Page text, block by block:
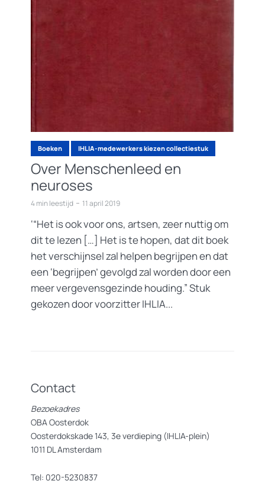
Boeken IHLIA-medewerkers kiezen collectiestuk
Over Menschenleed en
neuroses
4 min leestijd 11 april 2019
‘“Het is ook voor ons, artsen, zeer nuttig om
dit te lezen […] Het is te hopen, dat dit boek
het verschijnsel zal helpen begrijpen en dat
een ‘begrijpen’ gevolgd zal worden door een
meer vergevensgezinde houding.” Stuk
gekozen door voorzitter IHLIA...
Contact
Bezoekadres
OBA Oosterdok
Oosterdokskade 143, 3e verdieping (IHLIA-plein)
1011 DL Amsterdam
Tel: 020-5230837